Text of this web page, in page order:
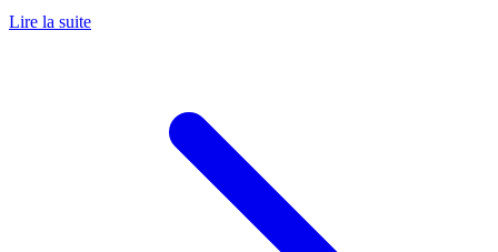
Lire la suite